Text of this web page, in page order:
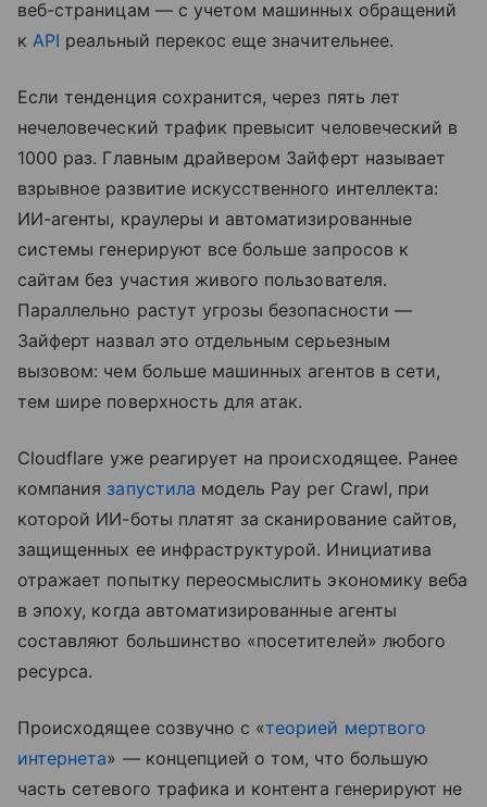
веб-страницам — с учетом машинных обращений
кAPI реальный перекос еще значительнее.
Если тенденция сохранится, через пять лет
нечеловеческий трафик превысит человеческий в
1000 раз. Главным драйвером Зайферт называет
взрывное развитие искусственного интеллекта:
ИИ-агенты, краулеры и автоматизированные
системы генерируют все больше запросов к
сайтам без участия живого пользователя.
Параллельно растут угрозы безопасности —
Зайферт назвал это отдельным серьезным
вызовом: чем больше машинных агентов в сети,
тем шире поверхность для атак.
Cloudflare уже реагирует на происходящее. Ранее
компания запустила модель Pay per Crawl, при
которой ИИ-боты платят за сканирование сайтов,
защищенных ее инфраструктурой. Инициатива
отражает попытку переосмыслить экономику веба
в эпоху, когда автоматизированные агенты
составляют большинство «посетителей» любого
ресурса.
Происходящее созвучно с «теорией мертвого
интернета» — концепцией о том, что большую
часть сетевого трафика и контента генерируют не